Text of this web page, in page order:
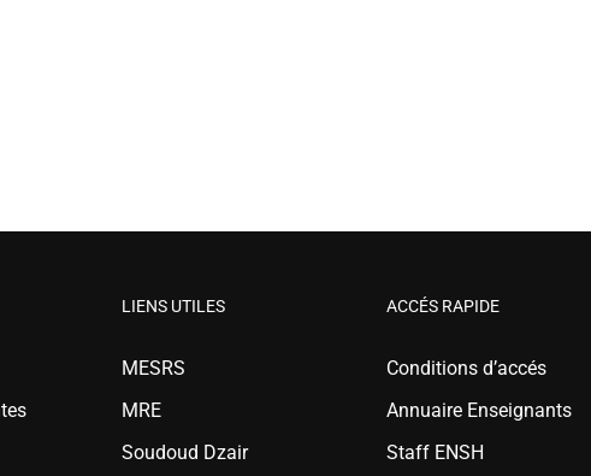
LIENS UTILES
MESRS
MRE
Soudoud Dzair
ACCÉS RAPIDE
Conditions d’accés
Annuaire Enseignants
Staff ENSH